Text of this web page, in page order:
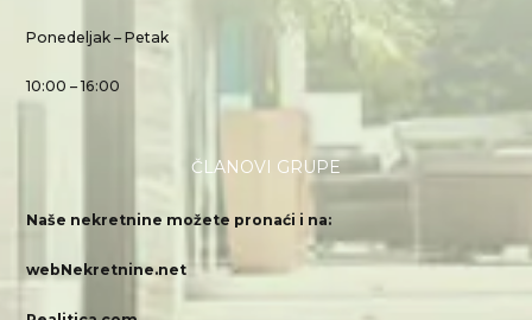
Ponedeljak – Petak
10:00 – 16:00
ČLANOVI GRUPE
Naše nekretnine možete pronaći i na:
webNekretnine.net